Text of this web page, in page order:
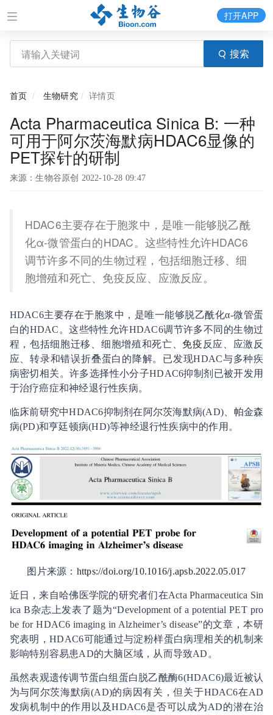
搜索
打开APP
首页 生物研究 详情页
Acta Pharmaceutica Sinica B: 一种
可用于阿尔茨海默病HDAC6显像的
PET探针的研制
来源：生物谷原创 2022-10-28 09:47
HDAC6主要存在于胞浆中，是唯一能够脱乙酰
化α-微管蛋白的HDAC。这些特性允许HDAC6
调节许多不同的生物过程，包括细胞迁移、细
胞增殖和死亡、免疫反应、应激反应。
HDAC6主要存在于胞浆中，是唯一能够脱乙酰化α-微管蛋
白的HDAC。这些特性允许HDAC6调节许多不同的生物过
程，包括细胞迁移、细胞增殖和死亡、 免疫 反应、应激反
应、转录和错误折叠蛋白的降解。已发现HDAC与多种疾
病密切相关。许多选择性小分子HDAC6抑制剂已被开发用
于治疗癌症和神经退行性疾病。
临床前研究中HDAC6抑制剂在阿尔茨海默病(AD)、帕金森
病(PD)和亨廷顿病(HD)等神经退行性疾病中的作用。
图片来源： https://doi.org/10.1016/j.apsb.2022.05.017
近日，来自哈佛医学院的研究者们在Acta Pharmaceutica Sin
ica B杂志上发表了题为“Development of a potential PET pro
be for HDAC6 imaging in Alzheimer’s disease”的文章，本研
究表明，HDAC6可能通过与淀粉样蛋白病理相关的机制来
影响特别容易患AD的大脑区域，从而导致AD。
虽然表观遗传调节蛋白组蛋白脱乙酰酶6(HDAC6)最近被认
为与阿尔茨海默病(AD)的病因有关，但关于HDAC6在AD
发病机制中的作用以及HDAC6是否可以成为AD的潜在治